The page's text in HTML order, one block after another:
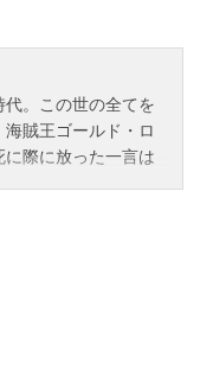
代。この世の全てを
賊王ゴールド・ロ
に際に放った一言は